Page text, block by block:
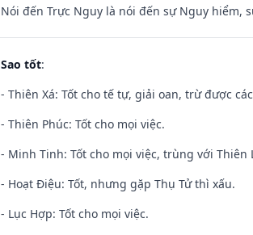
Nói đến Trực Nguy là nói đến sự Nguy hiểm,
Sao tốt:
- Thiên Xá: Tốt cho tế tự, giải oan, trừ được
- Thiên Phúc: Tốt cho mọi việc.
- Minh Tinh: Tốt cho mọi việc, trùng với Thiên
- Hoạt Điệu: Tốt, nhưng gặp Thụ Tử thì xấu.
- Lục Hợp: Tốt cho mọi việc.